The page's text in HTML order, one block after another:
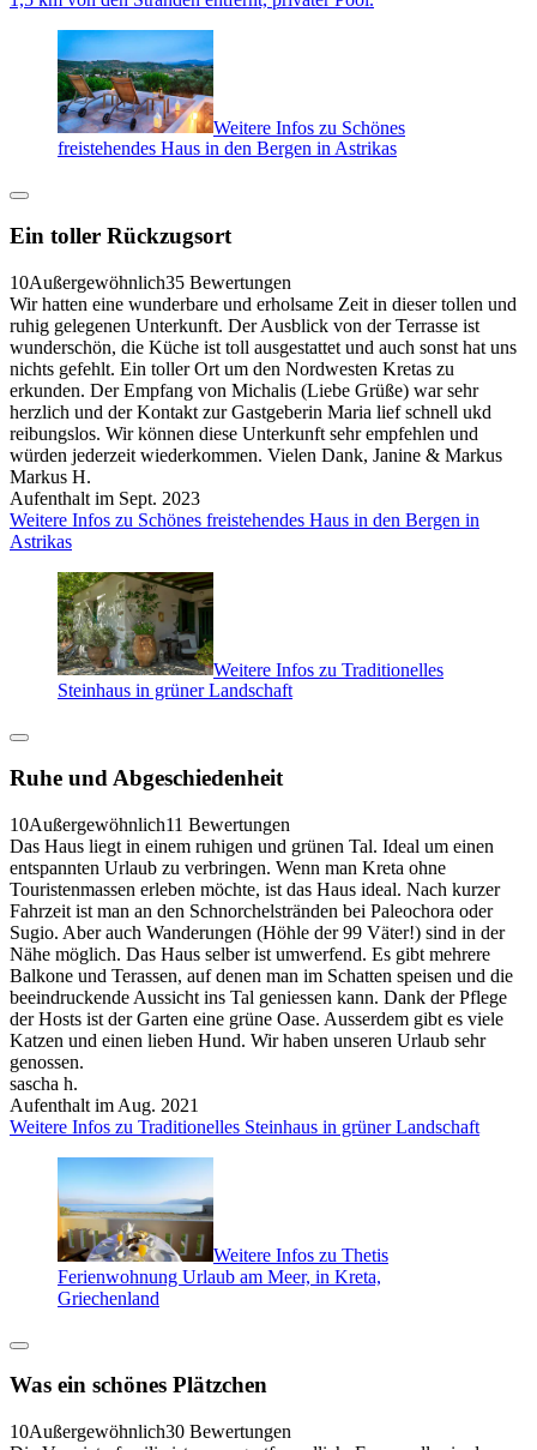
Weitere Infos zu Schönes
freistehendes Haus in den Bergen in Astrikas
Ein toller Rückzugsort
10Außergewöhnlich35 Bewertungen
Wir hatten eine wunderbare und erholsame Zeit in dieser tollen und
ruhig gelegenen Unterkunft. Der Ausblick von der Terrasse ist
wunderschön, die Küche ist toll ausgestattet und auch sonst hat uns
nichts gefehlt. Ein toller Ort um den Nordwesten Kretas zu
erkunden. Der Empfang von Michalis (Liebe Grüße) war sehr
herzlich und der Kontakt zur Gastgeberin Maria lief schnell ukd
reibungslos. Wir können diese Unterkunft sehr empfehlen und
würden jederzeit wiederkommen. Vielen Dank, Janine & Markus
Markus H.
Aufenthalt im Sept. 2023
Weitere Infos zu Schönes freistehendes Haus in den Bergen in
Astrikas
Weitere Infos zu Traditionelles
Steinhaus in grüner Landschaft
Ruhe und Abgeschiedenheit
10Außergewöhnlich11 Bewertungen
Das Haus liegt in einem ruhigen und grünen Tal. Ideal um einen
entspannten Urlaub zu verbringen. Wenn man Kreta ohne
Touristenmassen erleben möchte, ist das Haus ideal. Nach kurzer
Fahrzeit ist man an den Schnorchelstränden bei Paleochora oder
Sugio. Aber auch Wanderungen (Höhle der 99 Väter!) sind in der
Nähe möglich. Das Haus selber ist umwerfend. Es gibt mehrere
Balkone und Terassen, auf denen man im Schatten speisen und die
beeindruckende Aussicht ins Tal geniessen kann. Dank der Pflege
der Hosts ist der Garten eine grüne Oase. Ausserdem gibt es viele
Katzen und einen lieben Hund. Wir haben unseren Urlaub sehr
genossen.
sascha h.
Aufenthalt im Aug. 2021
Weitere Infos zu Traditionelles Steinhaus in grüner Landschaft
Weitere Infos zu Thetis
Ferienwohnung Urlaub am Meer, in Kreta,
Griechenland
Was ein schönes Plätzchen
10Außergewöhnlich30 Bewertungen